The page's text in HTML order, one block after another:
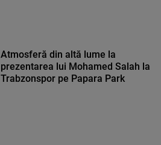
Atmosferă din altă lume la
prezentarea lui Mohamed Salah la
Trabzonspor pe Papara Park